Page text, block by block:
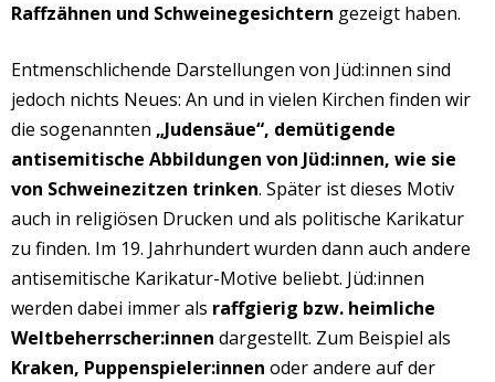
Raffzähnen und Schweinegesichtern gezeigt haben.
Entmenschlichende Darstellungen von Jüd:innen sind
jedoch nichts Neues: An und in vielen Kirchen finden wir
die sogenannten „Judensäue“, demütigende
antisemitische Abbildungen von Jüd:innen, wie sie
von Schweinezitzen trinken. Später ist dieses Motiv
auch in religiösen Drucken und als politische Karikatur
zu finden. Im 19. Jahrhundert wurden dann auch andere
antisemitische Karikatur-Motive beliebt. Jüd:innen
werden dabei immer als raffgierig bzw. heimliche
Weltbeherrscher:innen dargestellt. Zum Beispiel als
Kraken, Puppenspieler:innen oder andere auf der